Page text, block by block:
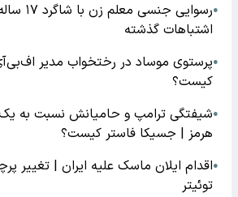
●
رسوایی
اشتباهات گذشته
●پرستوی موساد در رختخواب مدیر
کیست؟
●شیفتگی ترامپ و حامیانش نسبت به یک
هرمز | جسیکا فاستر کیست؟
●اقدام ایلان ماسک علیه ایران | تغییر
توئیتر